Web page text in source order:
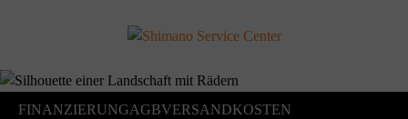
FINANZIERUNGAGBVERSANDKOSTEN